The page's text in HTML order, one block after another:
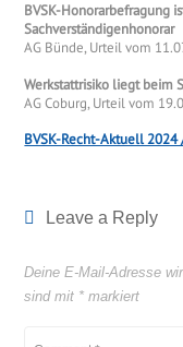
BVSK-Honorarbefragung
Sachverständigenhonorar
AG Bünde, Urteil vom
Werkstattrisiko liegt beim
AG Coburg, Urteil vom
BVSK-Recht-Aktuell 2024
Leave a Reply
Deine E-Mail-Adresse
sind mit * markiert